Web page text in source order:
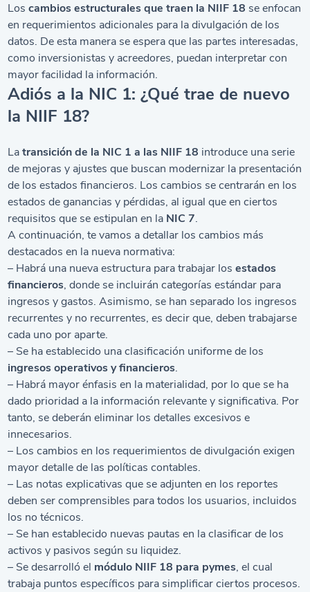
Loscambios estructurales que traen la NIIF 18 se enfocan
en requerimientos adicionales para la divulgación de los
datos. De esta manera se espera que las partes interesadas,
como inversionistas y acreedores, puedan interpretar con
mayor facilidad la información.
Adiós a la NIC 1: ¿Qué trae de nuevo
la NIIF 18?
Latransición de la NIC 1 a las NIIF 18 introduce una serie
de mejoras y ajustes que buscan modernizar la presentación
de los estados financieros. Los cambios se centrarán en los
estados de ganancias y pérdidas, al igual que en ciertos
requisitos que se estipulan en la NIC 7.
A continuación, te vamos a detallar los cambios más
destacados en la nueva normativa:
– Habrá una nueva estructura para trabajar losestados
financieros, donde se incluirán categorías estándar para
ingresos y gastos. Asimismo, se han separado los ingresos
recurrentes y no recurrentes, es decir que, deben trabajarse
cada uno por aparte.
– Se ha establecido una clasificación uniforme de los
ingresos operativos y financieros.
– Habrá mayor énfasis en la materialidad, por lo que se ha
dado prioridad a la información relevante y significativa. Por
tanto, se deberán eliminar los detalles excesivos e
innecesarios.
– Los cambios en los requerimientos de divulgación exigen
mayor detalle de las políticas contables.
– Las notas explicativas que se adjunten en los reportes
deben ser comprensibles para todos los usuarios, incluidos
los no técnicos.
– Se han establecido nuevas pautas en la clasificar de los
activos y pasivos según su liquidez.
– Se desarrolló el módulo NIIF 18 para pymes, el cual
trabaja puntos específicos para simplificar ciertos procesos.